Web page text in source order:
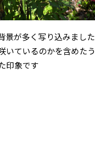
景が多く写り込みまし
いているのかを含めた
印象です